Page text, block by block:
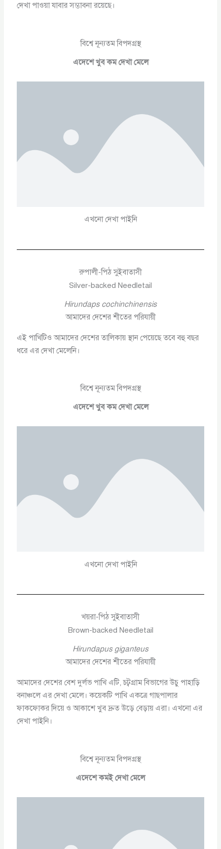
দেখা পাওয়া যাবার সম্ভাবনা রয়েছে।
বিশ্বে নূন্যতম বিপদগ্রস্থ
এদেশে খুব কম দেখা মেলে
এখনো দেখা পাইনি
রুপালী-পিঠ সুইবাতাসী
Silver-backed Needletail
Hirundaps cochinchinensis
আমাদের দেশের শীতের পরিযায়ী
এই পাখিটিও আমাদের দেশের তালিকায় স্থান পেয়েছে তবে বহু বছর
ধরে এর দেখা মেলেনি।
বিশ্বে নূন্যতম বিপদগ্রস্থ
এদেশে খুব কম দেখা মেলে
এখনো দেখা পাইনি
খয়রা-পিঠ সুইবাতাসী
Brown-backed Needletail
Hirundapus giganteus
আমাদের দেশের শীতের পরিযায়ী
আমাদের দেশের বেশ দুর্লভ পাখি এটি, চট্বগ্রাম বিভাগের উচু পাহাড়ি
বনাঞ্চলে এর দেখা মেলে। কয়েকটি পাখি একত্রে গাছপালার
ফাকফোকর দিয়ে ও আকাশে খুব দ্রুত উড়ে বেড়ায় এরা। এখনো এর
দেখা পাইনি।
বিশ্বে নূন্যতম বিপদগ্রস্থ
এদেশে কমই দেখা মেলে